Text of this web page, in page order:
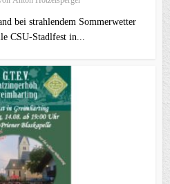
bei strahlendem Sommerwetter
CSU-Stadlfest in...